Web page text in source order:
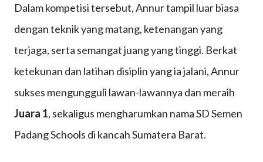
Dalam kompetisi tersebut, Annur tampil luar biasa
dengan teknik yang matang, ketenangan yang
terjaga, serta semangat juang yang tinggi. Berkat
ketekunan dan latihan disiplin yang ia jalani, Annur
sukses mengungguli lawan-lawannya dan meraih
Juara 1, sekaligus mengharumkan nama SD Semen
Padang Schools di kancah Sumatera Barat.